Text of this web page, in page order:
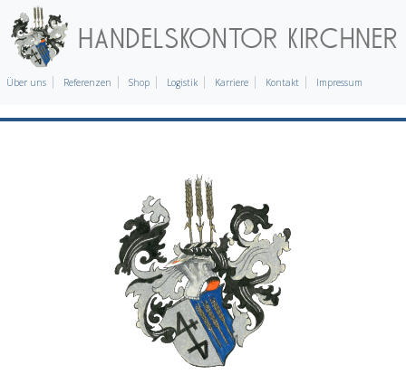
Über uns Referenzen Shop Logistik Karriere Kontakt Impressum